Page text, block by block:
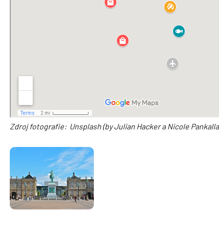
Zdroj fotografie: Unsplash (by Julian Hacker aNicole Pankalla